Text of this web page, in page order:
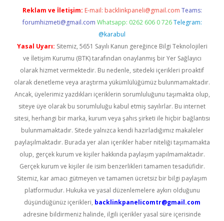
Reklam ve İletişim: E-mail: backlinkpaneli@gmail.com Teams:
forumhizmeti@gmail.com Whatsapp: 0262 606 0 726 Telegram:
@karabul
Yasal Uyarı: Sitemiz, 5651 Sayılı Kanun gereğince Bilgi Teknolojileri
ve İletişim Kurumu (BTK) tarafından onaylanmış bir Yer Sağlayıcı
olarak hizmet vermektedir. Bu nedenle, sitedeki içerikleri proaktif
olarak denetleme veya araştırma yükümlülüğümüz bulunmamaktadır.
Ancak, üyelerimiz yazdıkları içeriklerin sorumluluğunu taşımakta olup,
siteye üye olarak bu sorumluluğu kabul etmiş sayılırlar. Bu internet
sitesi, herhangi bir marka, kurum veya şahıs şirketi ile hiçbir bağlantısı
bulunmamaktadır. Sitede yalnızca kendi hazırladığımız makaleler
paylaşılmaktadır. Burada yer alan içerikler haber niteliği taşımamakta
olup, gerçek kurum ve kişiler hakkında paylaşım yapılmamaktadır.
Gerçek kurum ve kişiler ile isim benzerlikleri tamamen tesadüfidir.
Sitemiz, kar amacı gütmeyen ve tamamen ücretsiz bir bilgi paylaşım
platformudur. Hukuka ve yasal düzenlemelere aykırı olduğunu
düşündüğünüz içerikleri, backlinkpanelicomtr@gmail.com
adresine bildirmeniz halinde, ilgili içerikler yasal süre içerisinde